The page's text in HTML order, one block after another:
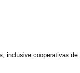
cooperativas